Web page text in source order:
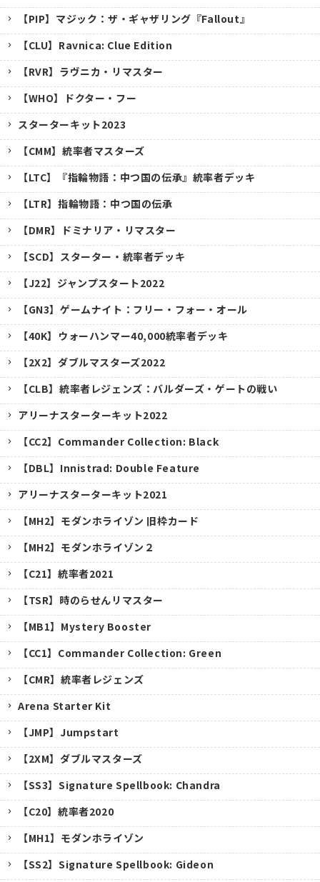
【PIP】マジック：ザ・ギャザリング『Fallout』
【CLU】Ravnica: Clue Edition
【RVR】ラヴニカ・リマスター
【WHO】ドクター・フー
スターターキット2023
【CMM】統率者マスターズ
【LTC】『指輪物語：中つ国の伝承』統率者デッキ
【LTR】指輪物語：中つ国の伝承
【DMR】ドミナリア・リマスター
【SCD】スターター・統率者デッキ
【J22】ジャンプスタート2022
【GN3】ゲームナイト：フリー・フォー・オール
【40K】ウォーハンマー40,000統率者デッキ
【2X2】ダブルマスターズ2022
【CLB】統率者レジェンズ：バルダーズ・ゲートの戦い
アリーナスターターキット2022
【CC2】Commander Collection: Black
【DBL】Innistrad: Double Feature
アリーナスターターキット2021
【MH2】モダンホライゾン 旧枠カード
【MH2】モダンホライゾン２
【C21】統率者2021
【TSR】時のらせんリマスター
【MB1】Mystery Booster
【CC1】Commander Collection: Green
【CMR】統率者レジェンズ
Arena Starter Kit
【JMP】Jumpstart
【2XM】ダブルマスターズ
【SS3】Signature Spellbook: Chandra
【C20】統率者2020
【MH1】モダンホライゾン
【SS2】Signature Spellbook: Gideon